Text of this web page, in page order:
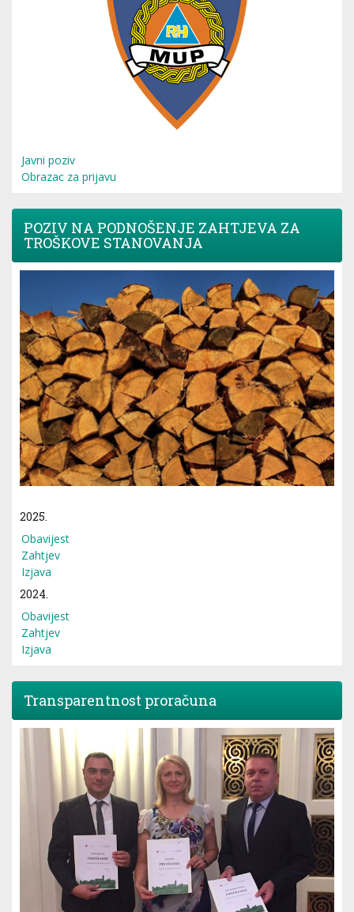
Javni poziv
Obrazac za prijavu
POZIV NA PODNOŠENJE ZAHTJEVA ZA
TROŠKOVE STANOVANJA
2025.
Obavijest
Zahtjev
Izjava
2024.
Obavijest
Zahtjev
Izjava
Transparentnost proračuna